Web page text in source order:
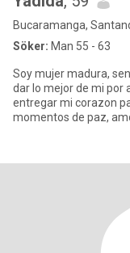
Bucaramanga,
Söker: Man 55 - 63
Soy mujer madura,
dar lo mejor de mi por
entregar mi corazon
momentos de paz,